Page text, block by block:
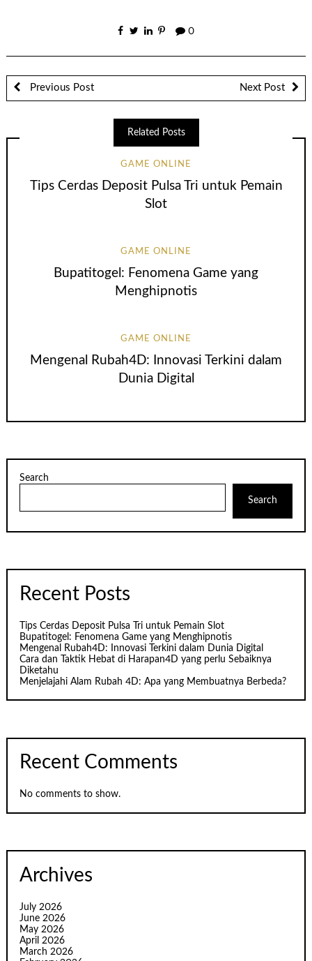
0
Previous Post Next Post
Related Posts
GAME ONLINE
Tips Cerdas Deposit Pulsa Tri untuk Pemain
Slot
GAME ONLINE
Bupatitogel: Fenomena Game yang
Menghipnotis
GAME ONLINE
Mengenal Rubah4D: Innovasi Terkini dalam
Dunia Digital
Search
Search
Recent Posts
Tips Cerdas Deposit Pulsa Tri untuk Pemain Slot
Bupatitogel: Fenomena Game yang Menghipnotis
Mengenal Rubah4D: Innovasi Terkini dalam Dunia Digital
Cara dan Taktik Hebat di Harapan4D yang perlu Sebaiknya
Diketahu
Menjelajahi Alam Rubah 4D: Apa yang Membuatnya Berbeda?
Recent Comments
No comments to show.
Archives
July 2026
June 2026
May 2026
April 2026
March 2026